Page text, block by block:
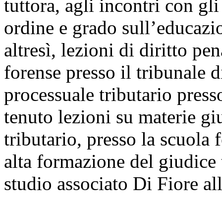
tuttora, agli incontri con
ordine e grado
altresì, lezioni di diritto
forense presso il tribunale
processuale tributario
tenuto lezioni su materie
tributario, presso la scuola
alta formazione del
studio associato Di Fiore